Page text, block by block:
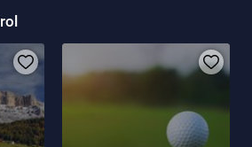
mit Golfkurs: die Vielfalt ist groß. Finden
und
, das zu Ihnen
in Südtirol wird Wirklichkeit!